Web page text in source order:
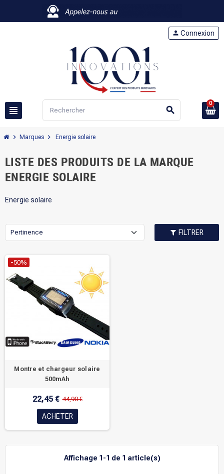
view_headline search
person Connexion
0
chevron_right Marques chevron_right Energie solaire
LISTE DES PRODUITS DE LA MARQUE
ENERGIE SOLAIRE
Energie solaire
Pertinence FILTRER
-50%
Montre et chargeur solaire
500mAh
22,45 € 44,90 €
ACHETER
Affichage 1-1 de 1 article(s)